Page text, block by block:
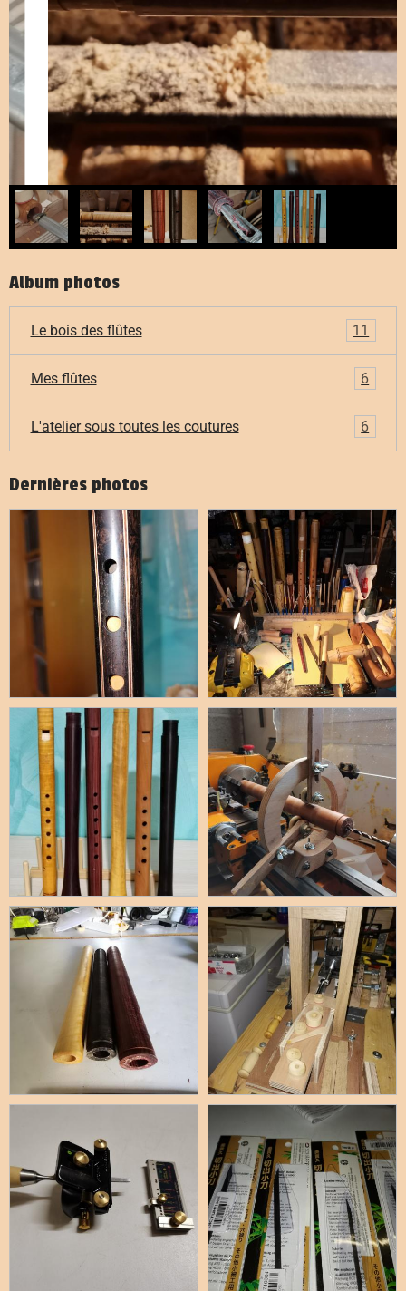
Album photos
Le bois des flûtes 11
Mes flûtes 6
L'atelier sous toutes les coutures 6
Dernières photos